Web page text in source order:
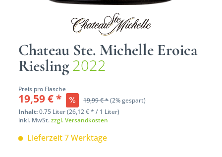
Chateau Ste. Michelle Eroica
Riesling2022
Preis pro Flasche
19,59 € * 19,99 € *(2% gespart)
Inhalt:0.75 Liter (26,12 € * / 1 Liter)
inkl. MwSt.zzgl. Versandkosten
Lieferzeit 7 Werktage